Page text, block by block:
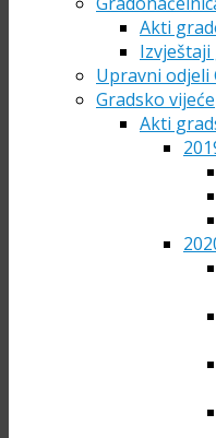
Akti
Upravni odjeli
Gradsko vijeće
Akti